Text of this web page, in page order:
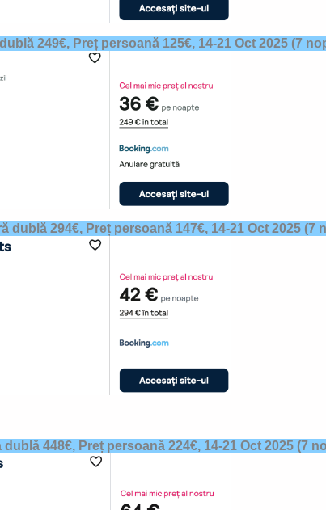
249€, Preț persoană 125€, 14-21 Oct 2025(7
dublă 294€, Preț persoană 147€, 14-21 Oct 2025(7
dublă 448€, Preț persoană 224€, 14-21 Oct 2025(7